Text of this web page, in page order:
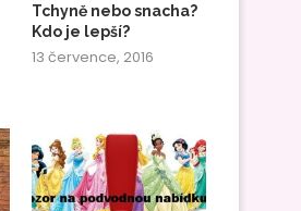
Tchyně nebo snacha?
Kdo je lepší?
13 července, 2016